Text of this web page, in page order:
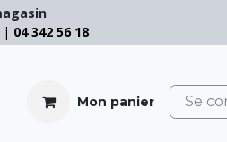
| 04 342 56 18
Mon panier Se